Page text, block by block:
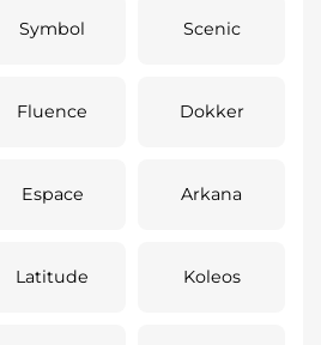
Symbol Scenic
Fluence Dokker
Espace Arkana
Latitude Koleos